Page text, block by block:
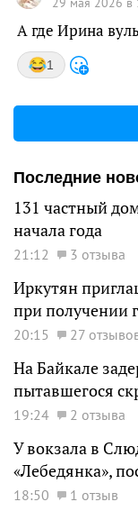
А где Ирина
1
Последние
131 частный
начала года
21:12 3 отзыва
Иркутян
при получении
20:15 27
На Байкале
пытавшегося
19:24 2 отзыва
У вокзала в
«Лебедянка»,
18:50
1 отзыв